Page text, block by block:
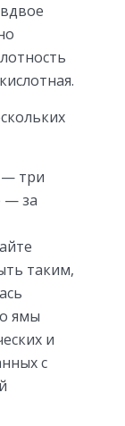
— три
— за
таким,
ямы
и
с